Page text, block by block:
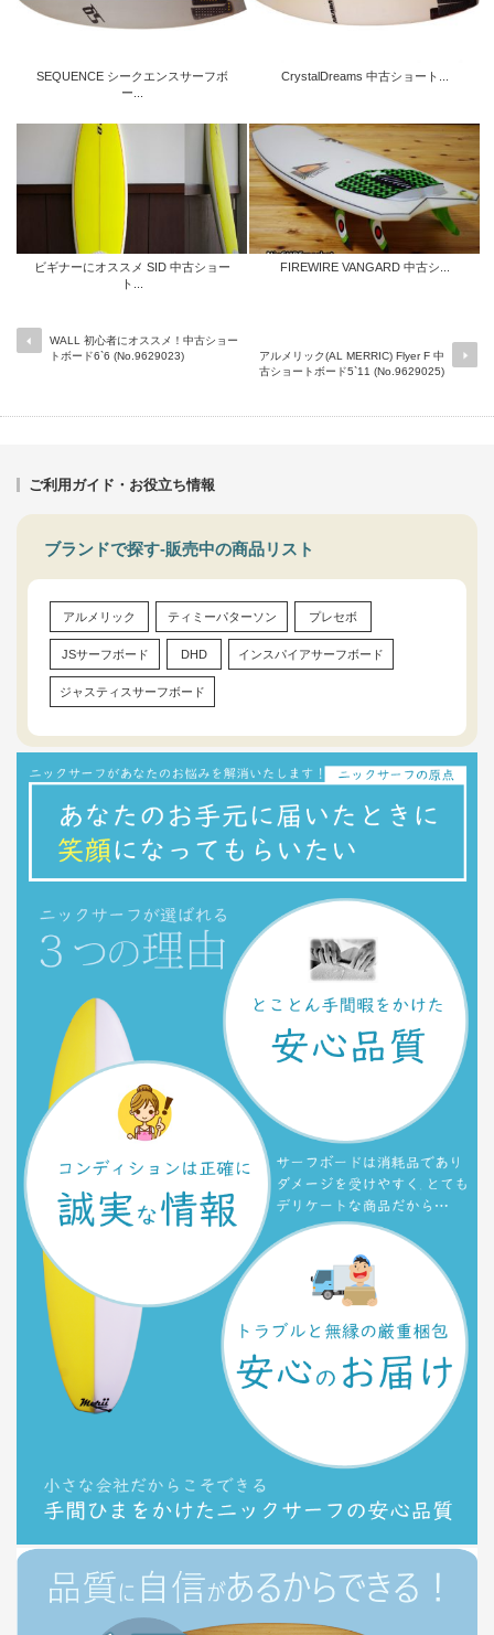
SEQUENCE シークエンスサーフボ
ー...
CrystalDreams 中古ショート...
ビギナーにオススメ SID 中古ショー
ト...
FIREWIRE VANGARD 中古シ...
WALL 初心者にオススメ！中古ショー
トボード6`6 (No.9629023)
アルメリック(AL MERRIC) Flyer F 中
古ショートボード5`11 (No.9629025)
ご利用ガイド・お役立ち情報
ブランドで探す-販売中の商品リスト
アルメリック ティミーパターソン プレセボ
JSサーフボード DHD インスパイアサーフボード
ジャスティスサーフボード